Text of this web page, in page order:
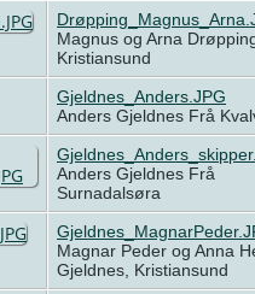
Magnus og Arna
Kristiansund
Gjeldnes_Anders.JPG
Anders Gjeldnes Frå
Anders Gjeldnes Frå
Surnadalsøra
Magnar Peder og Anna
Gjeldnes, Kristiansund